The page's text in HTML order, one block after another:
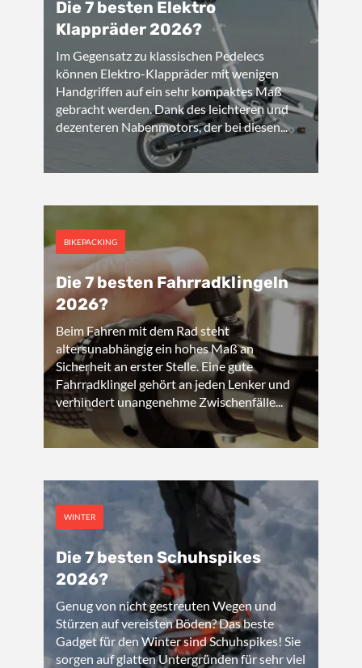
Die 7 besten Elektro
Klappräder 2026?
Im Gegensatz zu klassischen Pedelecs
können Elektro-Klappräder mit wenigen
Handgriffen auf ein sehr kompaktes Maß
gebracht werden. Dank des leichteren und
dezenteren Nabenmotors, der bei diesen...
BIKEPACKING
Die 7 besten Fahrradklingeln
2026?
Beim Fahren mit dem Rad steht
altersunabhängig ein hohes Maß an
Sicherheit an erster Stelle. Eine gute
Fahrradklingel gehört an jeden Lenker und
verhindert unangenehme Zwischenfälle...
WINTER
Die 7 besten Schuhspikes
2026?
Genug von nicht gestreuten Wegen und
Stürzen auf vereisten Böden? Das beste
Gadget für den Winter sind Schuhspikes! Sie
sorgen auf glatten Untergründen für sehr viel